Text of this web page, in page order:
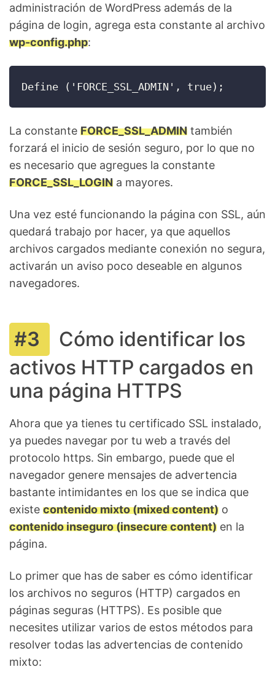
administración de WordPress además de la
página de login, agrega esta constante al archivo
wp-config.php:
Define ('FORCE_SSL_ADMIN', true);
La constante FORCE_SSL_ADMIN también
forzará el inicio de sesión seguro, por lo que no
es necesario que agregues la constante
FORCE_SSL_LOGIN a mayores.
Una vez esté funcionando la página con SSL, aún
quedará trabajo por hacer, ya que aquellos
archivos cargados mediante conexión no segura,
activarán un aviso poco deseable en algunos
navegadores.
Cómo identificar los
activos HTTP cargados en
una página HTTPS
Ahora que ya tienes tu certificado SSL instalado,
ya puedes navegar por tu web a través del
protocolo https. Sin embargo, puede que el
navegador genere mensajes de advertencia
bastante intimidantes en los que se indica que
existe contenido mixto (mixed content) o
contenido inseguro (insecure content) en la
página.
Lo primer que has de saber es cómo identificar
los archivos no seguros (HTTP) cargados en
páginas seguras (HTTPS). Es posible que
necesites utilizar varios de estos métodos para
resolver todas las advertencias de contenido
mixto: